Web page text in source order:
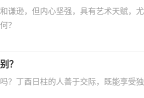
谦逊，但内心坚强，具有艺术天赋，
？
？
？丁酉日柱的人善于交际，既能享受